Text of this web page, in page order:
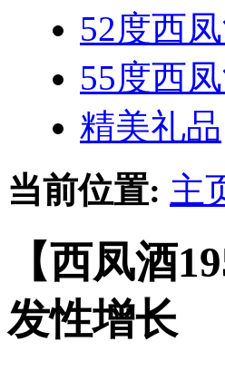
52度西
55度西
精美礼品
当前位置: 主
【西凤酒
发性增长